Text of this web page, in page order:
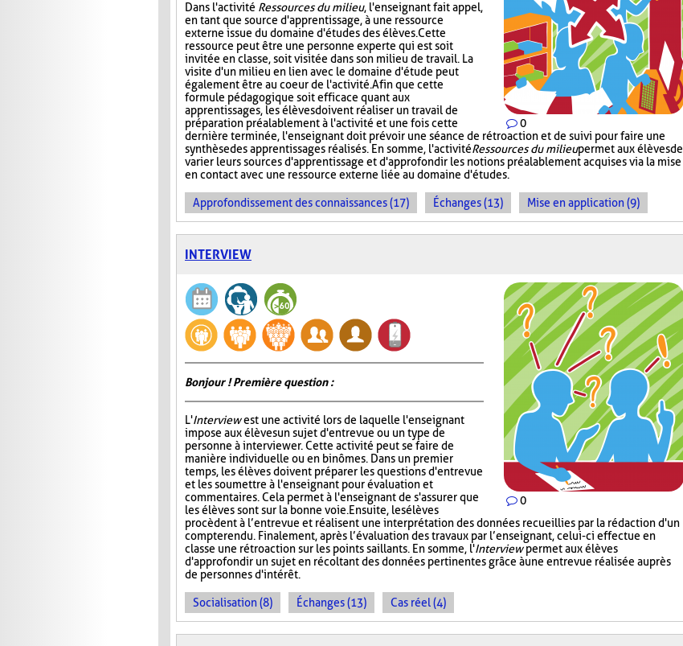
0
Dans l'activité Ressources du milieu, l'enseignant fait appel,
en tant que source d'apprentissage, à une ressource
externe issue du domaine d'études des élèves. Cette
ressource peut être une personne experte qui est soit
invitée en classe, soit visitée dans son milieu de travail. La
visite d'un milieu en lien avec le domaine d'étude peut
également être au coeur de l'activité. Afin que cette
formule pédagogique soit efficace quant aux
apprentissages, les élèves doivent réaliser un travail de
préparation préalablement à l'activité et une fois cette
dernière terminée, l'enseignant doit prévoir une séance de rétroaction et de suivi pour faire une
synthèse des apprentissages réalisés. En somme, l'activitéRessources du milieupermet aux élèves de
varier leurs sources d'apprentissage et d'approfondir les notions préalablement acquises via la mise
en contact avec une ressource externe liée au domaine d'études.
Approfondissement des connaissances (17) Échanges (13) Mise en application (9)
INTERVIEW
0
Bonjour ! Première question :
L'Interviewest une activité lors de laquelle l'enseignant
impose aux élèves un sujet d'entrevue ou un type de
personne à interviewer. Cette activité peut se faire de
manière individuelle ou en binômes. Dans un premier
temps, les élèves doivent préparer les questions d'entrevue
et les soumettre à l'enseignant pour évaluation et
commentaires. Cela permet à l'enseignant de s'assurer que
les élèves sont sur la bonne voie. Ensuite, les élèves
procèdent à l’entrevue et réalisent une interprétation des données recueillies par la rédaction d'un
compte rendu. Finalement, après l’évaluation des travaux par l’enseignant, celui-ci effectue en
classe une rétroaction sur les points saillants. En somme, l'Interviewpermet aux élèves
d'approfondir un sujet en récoltant des données pertinentes grâce à une entrevue réalisée auprès
de personnes d'intérêt.
Socialisation (8) Échanges (13) Cas réel (4)